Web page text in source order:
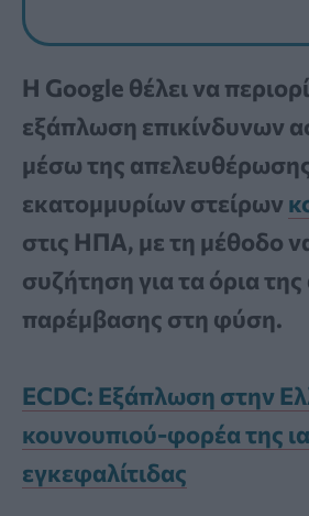
Η Google θέλει να
εξάπλωση επικίνδυνων
μέσω της
εκατομμυρίων στείρων
στις ΗΠΑ, με τη μέθοδο
συζήτηση για τα όρια
παρέμβασης στη φύση.
ECDC: Εξάπλωση στην
κουνουπιού-φορέα της
εγκεφαλίτιδας